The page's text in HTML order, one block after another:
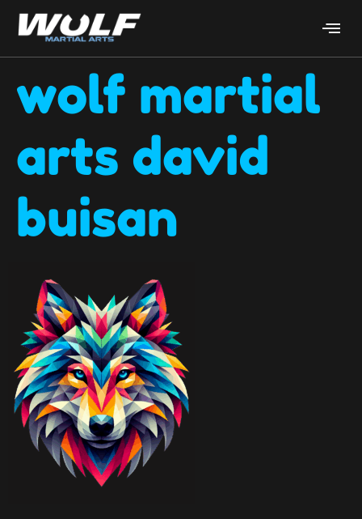
wolf martial
arts david
buisan